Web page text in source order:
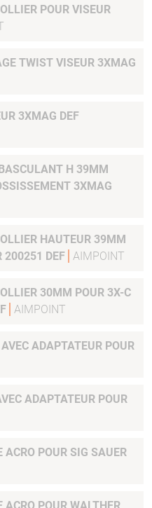
POUR VISEUR
TWIST VISEUR 3XMAG
3XMAG DEF
H 39MM
3XMAG
39MM
200251 DEF AIMPOINT
30MM POUR 3X-C
AIMPOINT
ADAPTATEUR POUR
ADAPTATEUR POUR
POUR SIG SAUER